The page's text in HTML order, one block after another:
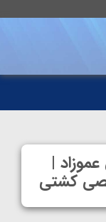
|
کشتی